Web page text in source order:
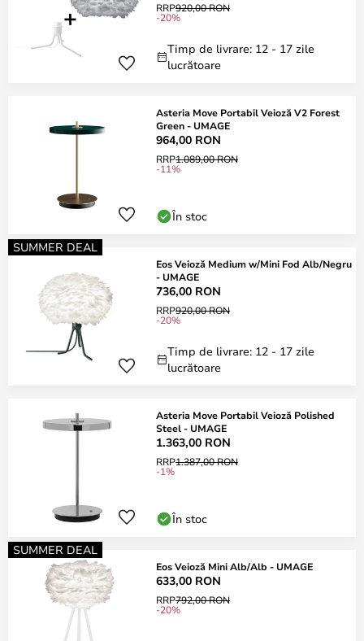
RRP920,00 RON
-20%
Timp de livrare: 12 - 17 zile
lucrătoare
Asteria Move Portabil Veioză V2 Forest
Green - UMAGE
964,00 RON
RRP1.089,00 RON
-11%
În stoc
SUMMER DEAL
Eos Veioză Medium w/Mini Fod Alb/Negru
- UMAGE
736,00 RON
RRP920,00 RON
-20%
Timp de livrare: 12 - 17 zile
lucrătoare
Asteria Move Portabil Veioză Polished
Steel - UMAGE
1.363,00 RON
RRP1.387,00 RON
-1%
În stoc
SUMMER DEAL
Eos Veioză Mini Alb/Alb - UMAGE
633,00 RON
RRP792,00 RON
-20%